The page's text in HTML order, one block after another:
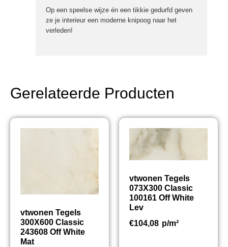
Op een speelse wijze én een tikkie gedurfd geven
ze je interieur een moderne knipoog naar het
verleden!
Gerelateerde Producten
vtwonen Tegels
300X600 Classic
243608 Off White
Mat
vtwonen Tegels
073X300 Classic
100161 Off White
Lev
€104,08 p/m²